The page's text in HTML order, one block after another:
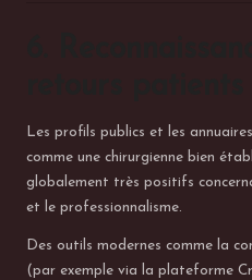
Les profils publics et les
comme une chirurgienne bien
globalement très positifs
et le professionnalisme.
Des outils modernes comme la
(par exemple via la plateforme